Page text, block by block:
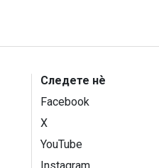
Следете нѐ
Facebook
X
YouTube